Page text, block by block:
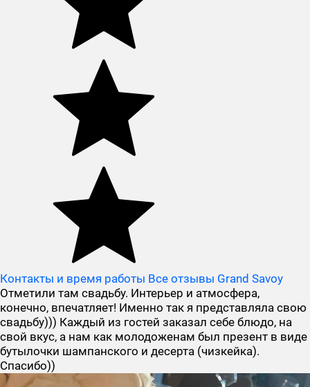
Контакты и время работы Все отзывы Grand Savoy
Отметили там свадьбу. Интерьер и атмосфера,
конечно, впечатляет! Именно так я представляла свою
свадьбу))) Каждый из гостей заказал себе блюдо, на
свой вкус, а нам как молодоженам был презент в виде
бутылочки шампанского и десерта (чизкейка).
Спасибо))